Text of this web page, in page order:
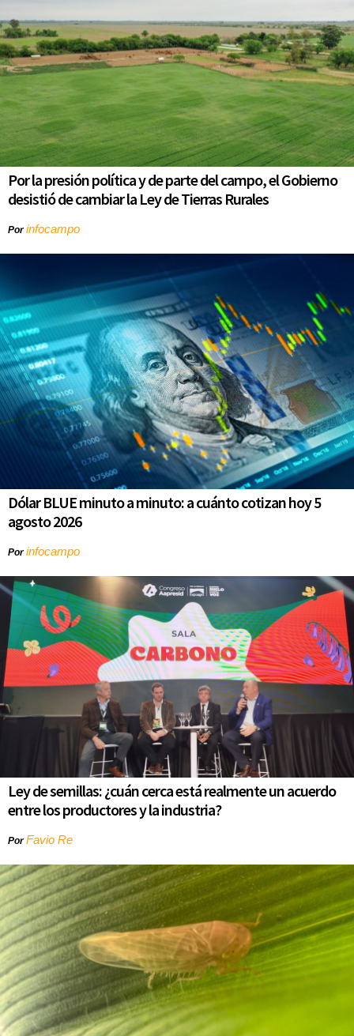
Por la presión política y de parte del campo, el Gobierno
desistió de cambiar la Ley de Tierras Rurales
Porinfocampo
Dólar BLUE minuto a minuto: a cuánto cotizan hoy 5
agosto 2026
Porinfocampo
Ley de semillas: ¿cuán cerca está realmente un acuerdo
entre los productores y la industria?
PorFavio Re